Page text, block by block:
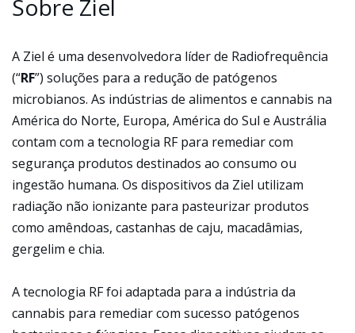
Sobre Ziel
A Ziel é uma desenvolvedora líder de Radiofrequência
(“RF”) soluções para a redução de patógenos
microbianos. As indústrias de alimentos e cannabis na
América do Norte, Europa, América do Sul e Austrália
contam com a tecnologia RF para remediar com
segurança produtos destinados ao consumo ou
ingestão humana. Os dispositivos da Ziel utilizam
radiação não ionizante para pasteurizar produtos
como amêndoas, castanhas de caju, macadâmias,
gergelim e chia.
A tecnologia RF foi adaptada para a indústria da
cannabis para remediar com sucesso patógenos